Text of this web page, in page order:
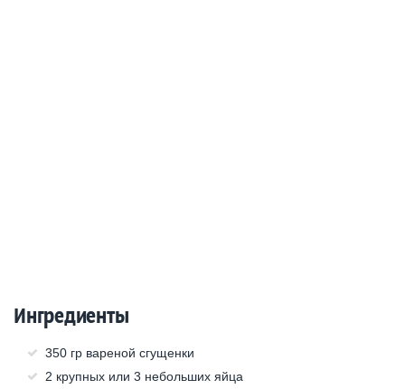
Ингредиенты
350 гр вареной сгущенки
2 крупных или 3 небольших яйца